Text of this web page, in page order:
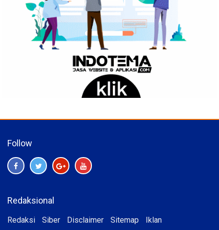
Follow
Redaksional
Redaksi Siber Disclaimer Sitemap Iklan